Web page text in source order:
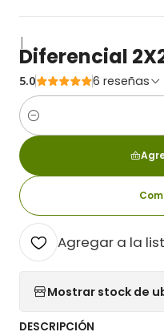
|
Diferencial
5.0 6 reseñas
Cantidad
Agregar a la
Mostrar stock de
DESCRIPCIÓN